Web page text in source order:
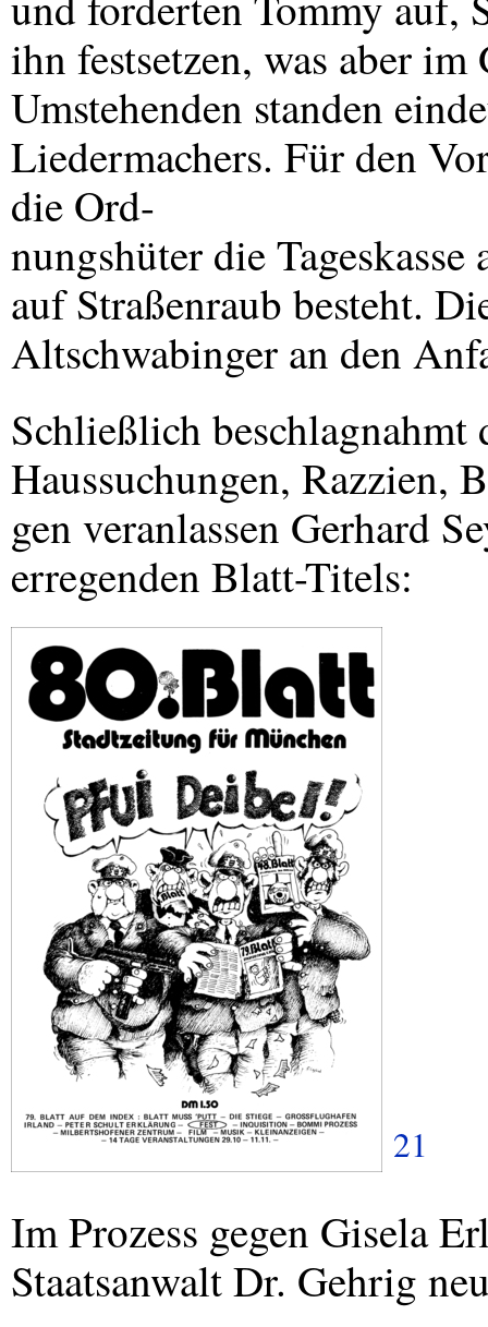
ihn festsetzen, was aber
Umstehenden standen
Liedermachers. Für den
die Ord-
nungshüter die
auf Straßenraub besteht.
Altschwabinger an den
Schließlich
Haussuchungen, Razzien,
gen veranlassen Gerhard
erregenden Blatt-Titels:
21
Im Prozess gegen Gisela
Staatsanwalt Dr. Gehrig